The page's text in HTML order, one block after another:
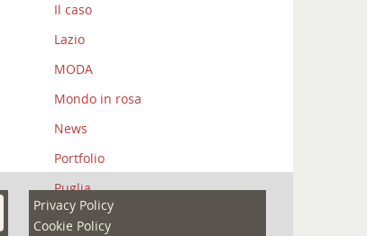
Il caso
Lazio
MODA
Mondo in rosa
News
Portfolio
Puglia
Redazioni
Privacy Policy
Cookie Policy